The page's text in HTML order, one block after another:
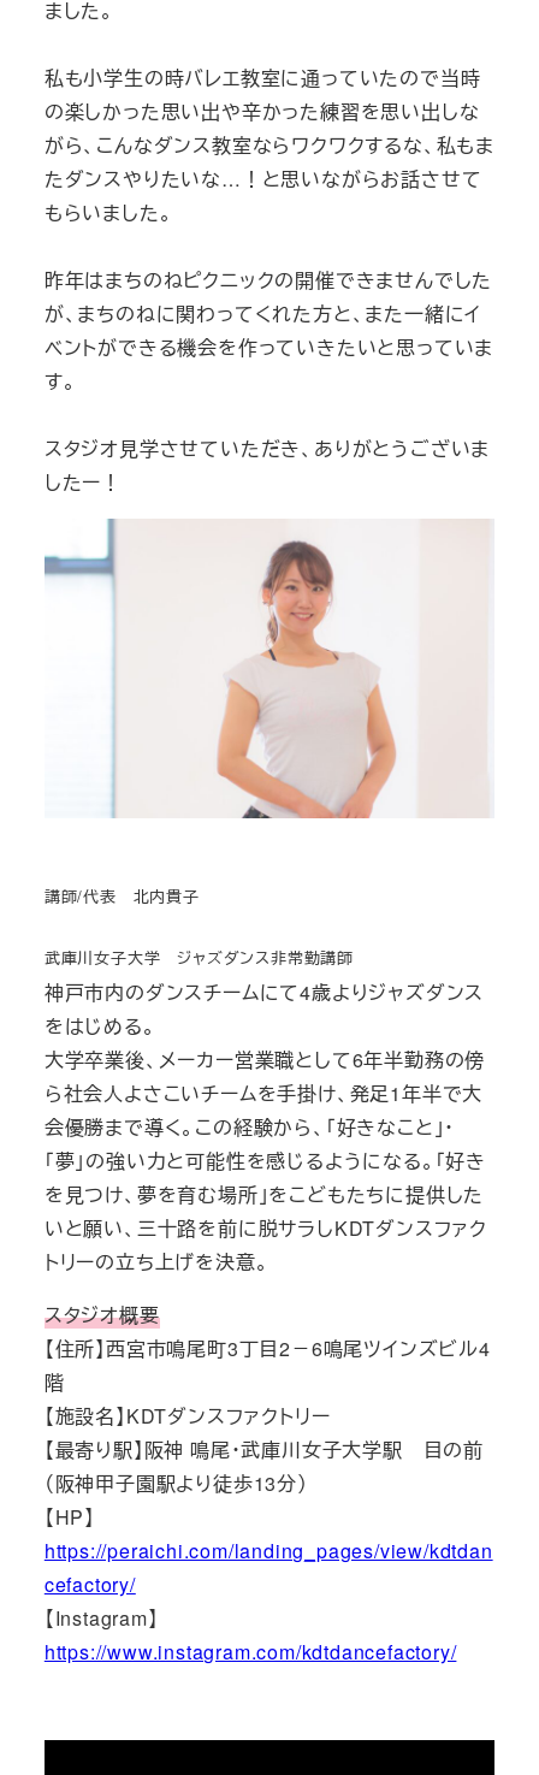
ました。
私も小学生の時バレエ教室に通っていたので当時
の楽しかった思い出や辛かった練習を思い出しな
がら、こんなダンス教室ならワクワクするな、私もま
たダンスやりたいな…！と思いながらお話させて
もらいました。
昨年はまちのねピクニックの開催できませんでした
が、まちのねに関わってくれた方と、また一緒にイ
ベントができる機会を作っていきたいと思っていま
す。
スタジオ見学させていただき、ありがとうございま
したー！
講師/代表 北内貴子
武庫川女子大学 ジャズダンス非常勤講師
神戸市内のダンスチームにて4歳よりジャズダンス
をはじめる。
大学卒業後、メーカー営業職として6年半勤務の傍
ら社会人よさこいチームを手掛け、発足1年半で大
会優勝まで導く。この経験から、「好きなこと」・
「夢」の強い力と可能性を感じるようになる。「好き
を見つけ、夢を育む場所」をこどもたちに提供した
いと願い、三十路を前に脱サラしKDTダンスファク
トリーの立ち上げを決意。
スタジオ概要
【住所】西宮市鳴尾町3丁目2－6鳴尾ツインズビル4
階
【施設名】KDTダンスファクトリー
【最寄り駅】阪神 鳴尾・武庫川女子大学駅 目の前
（阪神甲子園駅より徒歩13分）
【HP】
https://peraichi.com/landing_pages/view/kdtdan
cefactory/
【Instagram】
https://www.instagram.com/kdtdancefactory/